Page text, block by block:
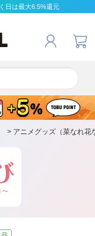
日は最大6.5%還元
> アニメグッズ（菜なれ花